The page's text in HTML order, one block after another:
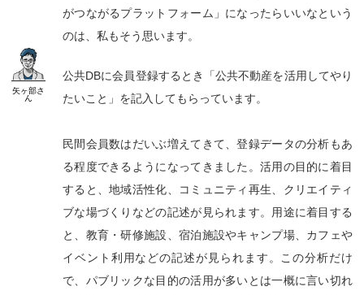
がつながるプラットフォーム」になったらいいなという
のは、私もそう思います。
矢ヶ部さ
ん
公共DBに会員登録するとき「公共不動産を活用してやり
たいこと」を記入してもらっています。
民間会員数はだいぶ増えてきて、登録データの分析もあ
る程度できるようになってきました。活用の目的に着目
すると、地域活性化、コミュニティ再生、クリエイティ
ブな場づくりなどの記述が見られます。用途に着目する
と、教育・研修施設、宿泊施設やキャンプ場、カフェや
イベント利用などの記述が見られます。この分析だけ
で、パブリックな目的の活用が多いとは一概に言い切れ